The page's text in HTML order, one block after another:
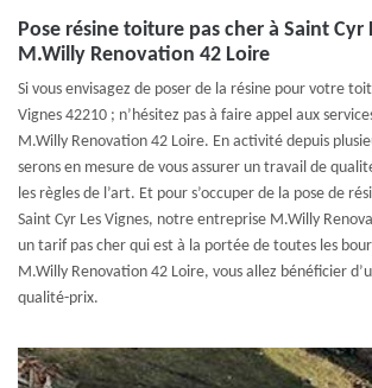
Pose résine toiture pas cher à Saint Cyr
M.Willy Renovation 42 Loire
Si vous envisagez de poser de la résine pour votre
Vignes 42210 ; n’hésitez pas à faire appel aux
M.Willy Renovation 42 Loire. En activité depuis
serons en mesure de vous assurer un travail de
les règles de l’art. Et pour s’occuper de la pose de
Saint Cyr Les Vignes, notre entreprise M.Willy
un tarif pas cher qui est à la portée de toutes les
M.Willy Renovation 42 Loire, vous allez bénéficier
qualité-prix.